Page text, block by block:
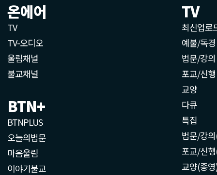
온에어
TV
TV-오디오
울림채널
불교채널
BTN+
BTNPLUS
오늘의법문
마음울림
이야기불교
TV
최신업로
예불/독경
법문/강의
포교/신행
교양
다큐
특집
법문/강
포교/신
교양(종